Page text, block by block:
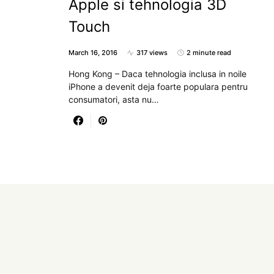
Apple si tehnologia 3D
Touch
March 16, 2016 317 views 2 minute read
Hong Kong – Daca tehnologia inclusa in noile
iPhone a devenit deja foarte populara pentru
consumatori, asta nu…